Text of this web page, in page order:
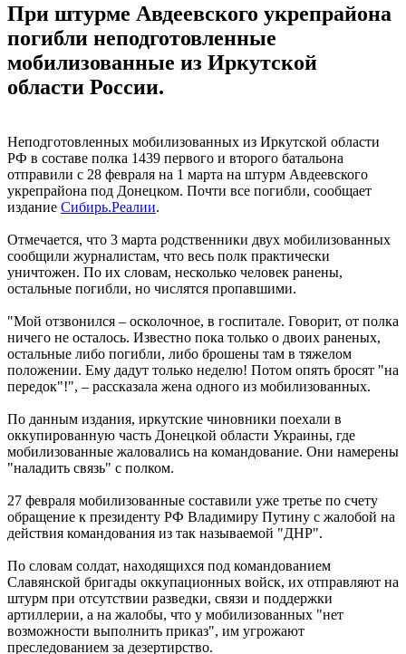
При штурме Авдеевского укрепрайона
погибли неподготовленные
мобилизованные из Иркутской
области России.
Неподготовленных мобилизованных из Иркутской области
РФ в составе полка 1439 первого и второго батальона
отправили с 28 февраля на 1 марта на штурм Авдеевского
укрепрайона под Донецком. Почти все погибли, сообщает
издание Сибирь.Реалии.
Отмечается, что 3 марта родственники двух мобилизованных
сообщили журналистам, что весь полк практически
уничтожен. По их словам, несколько человек ранены,
остальные погибли, но числятся пропавшими.
"Мой отзвонился – осколочное, в госпитале. Говорит, от полка
ничего не осталось. Известно пока только о двоих раненых,
остальные либо погибли, либо брошены там в тяжелом
положении. Ему дадут только неделю! Потом опять бросят "на
передок"!", – рассказала жена одного из мобилизованных.
По данным издания, иркутские чиновники поехали в
оккупированную часть Донецкой области Украины, где
мобилизованные жаловались на командование. Они намерены
"наладить связь" с полком.
27 февраля мобилизованные составили уже третье по счету
обращение к президенту РФ Владимиру Путину с жалобой на
действия командования из так называемой "ДНР".
По словам солдат, находящихся под командованием
Славянской бригады оккупационных войск, их отправляют на
штурм при отсутствии разведки, связи и поддержки
артиллерии, а на жалобы, что у мобилизованных "нет
возможности выполнить приказ", им угрожают
преследованием за дезертирство.